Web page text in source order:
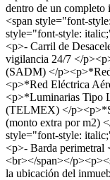
dentro de un
<span style="font-
style="font-style:
<p>- Carril de
vigilancia 24/7 </
(SADM) </
<p>*Red Eléctrica
<p>*Luminarias Tipo
(TELMEX) </
(monto extra por m2)
style="font-style:
<p>- Barda
<br></span></
la ubicación del